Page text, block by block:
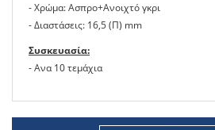
- Χρώμα: Ασπρο+Ανοιχτό γκρι
- Διαστάσεις: 16,5 (Π) mm
Συσκευασία:
- Ανα 10 τεμάχια